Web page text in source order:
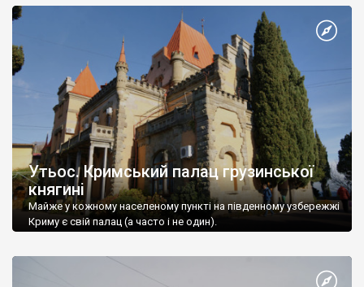
Утьос. Кримський палац грузинської
княгині
Майже у кожному населеному пункті на південному узбережжі
Криму є свій палац (а часто і не один).